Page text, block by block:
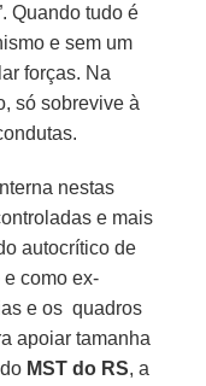
Quando tudo é
e sem um
forças. Na
só sobrevive à
nestas
e mais
autocrítico de
como ex-
e os quadros
apoiar tamanha
MST do RS, a